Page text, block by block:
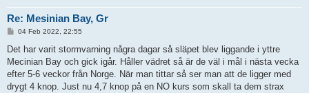
Re: Mesinian Bay, Gr
P
s
04 Feb 2022, 22:55
Det har varit stormvarning några dagar så släpet blev liggande i yttre
Mecinian Bay och gick igår. Håller vädret så är de väl i mål i nästa vecka
efter 5-6 veckor från Norge. När man tittar så ser man att de ligger med
drygt 4 knop. Just nu 4,7 knop på en NO kurs som skall ta dem strax